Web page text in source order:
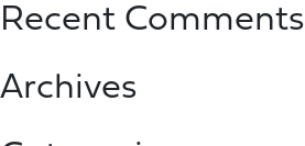
Recent Comments
Archives